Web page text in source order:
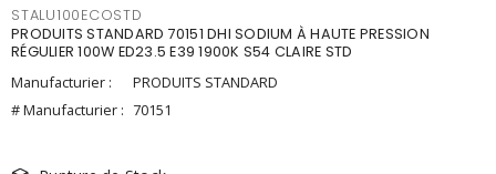
STALU100ECOSTD
PRODUITS STANDARD 70151 DHI SODIUM À HAUTE PRESSION
RÉGULIER 100W ED23.5 E39 1900K S54 CLAIRE STD
Manufacturier :
PRODUITS STANDARD
# Manufacturier : 70151